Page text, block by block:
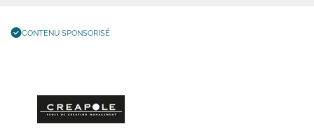
CONTENU SPONSORISÉ